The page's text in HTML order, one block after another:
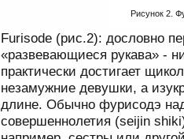
Рисунок 2.
Furisode (рис.2): дословно
«развевающиеся рукава» -
практически достигает
незамужние девушки, а
длине. Обычно фурисодэ
совершеннолетия (seijin